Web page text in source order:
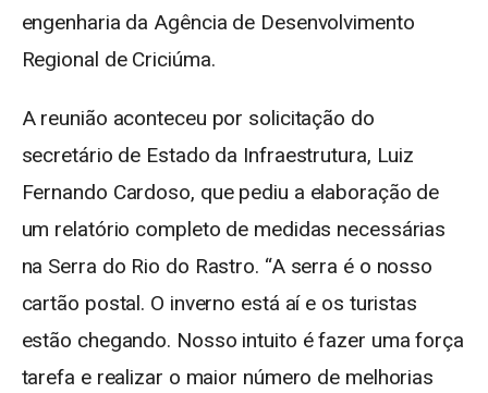
engenharia da Agência de Desenvolvimento
Regional de Criciúma.
A reunião aconteceu por solicitação do
secretário de Estado da Infraestrutura, Luiz
Fernando Cardoso, que pediu a elaboração de
um relatório completo de medidas necessárias
na Serra do Rio do Rastro. “A serra é o nosso
cartão postal. O inverno está aí e os turistas
estão chegando. Nosso intuito é fazer uma força
tarefa e realizar o maior número de melhorias